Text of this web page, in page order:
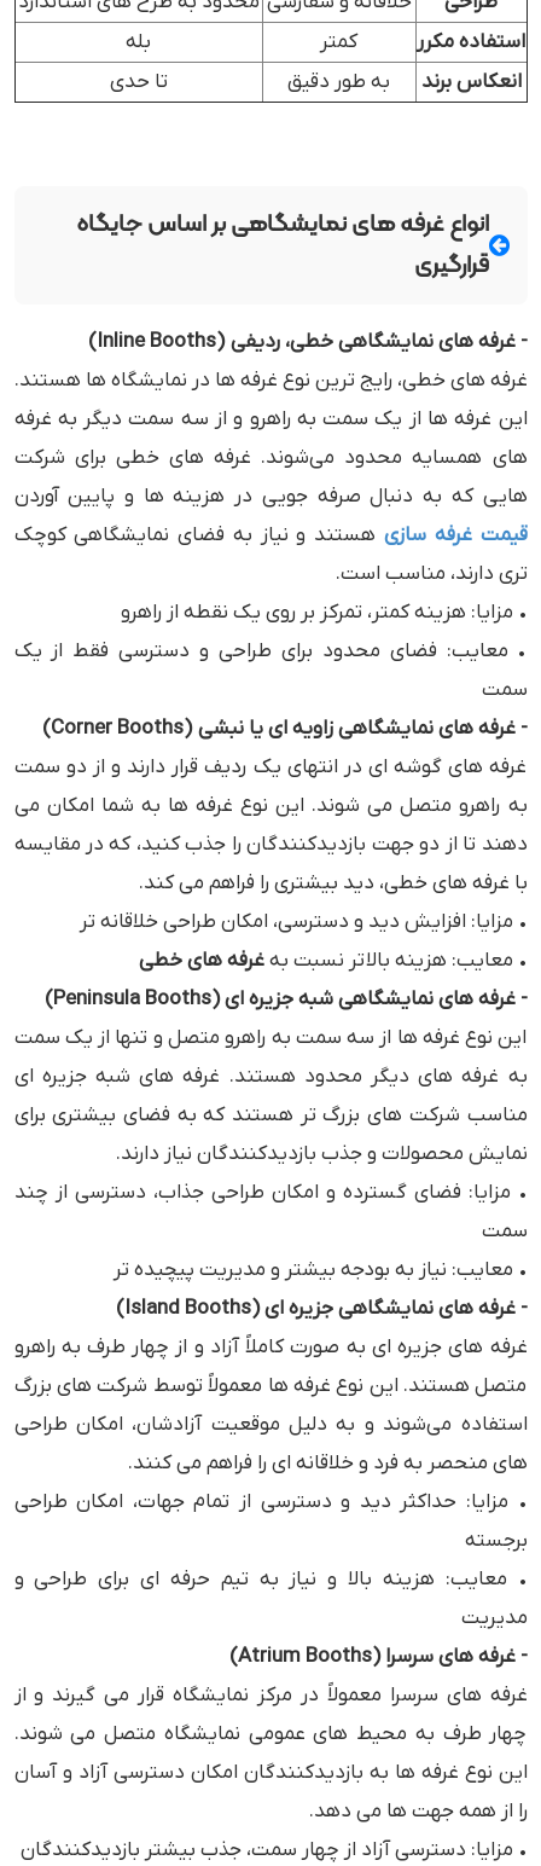
استفاده مکرر
کمتر
بله
انعکاس برند
به طور دقیق تا حدی
انواع غرفه ‌های نمایشگاهی بر اساس جایگاه
قرارگیری
- غرفه‌ های نمایشگاهی خطی، ردیفی (Inline Booths)
غرفه‌ های خطی، رایج ‌ترین نوع غرفه ‌ها در نمایشگاه‌ ها هستند.
این غرفه‌ ها از یک سمت به راهرو و از سه سمت دیگر به غرفه‌
های همسایه محدود می‌شوند. غرفه‌ های خطی برای شرکت
‌هایی که به دنبال صرفه‌ جویی در هزینه‌ ها و پایین آوردن
قیمت غرفه سازی هستند و نیاز به فضای نمایشگاهی کوچک
‌تری دارند، مناسب است.
• مزایا: هزینه کمتر، تمرکز بر روی یک نقطه از راهرو
• معایب: فضای محدود برای طراحی و دسترسی فقط از یک
سمت
- غرفه ‌های نمایشگاهی زاویه ای یا نبشی (Corner Booths)
غرفه ‌های گوشه ‌ای در انتهای یک ردیف قرار دارند و از دو سمت
به راهرو متصل می ‌شوند. این نوع غرفه ‌ها به شما امکان می
‌دهند تا از دو جهت بازدیدکنندگان را جذب کنید، که در مقایسه
با غرفه‌ های خطی، دید بیشتری را فراهم می ‌کند.
• مزایا: افزایش دید و دسترسی، امکان طراحی خلاقانه ‌تر
• معایب: هزینه بالاتر نسبت بهغرفه‌ های خطی
- غرفه‌ های نمایشگاهی شبه جزیره ‌ای (Peninsula Booths)
این نوع غرفه‌ ها از سه سمت به راهرو متصل و تنها از یک سمت
به غرفه ‌های دیگر محدود هستند. غرفه‌ های شبه جزیره ‌ای
مناسب شرکت‌ های بزرگ ‌تر هستند که به فضای بیشتری برای
نمایش محصولات و جذب بازدیدکنندگان نیاز دارند.
• مزایا: فضای گسترده و امکان طراحی جذاب، دسترسی از چند
سمت
• معایب: نیاز به بودجه بیشتر و مدیریت پیچیده ‌تر
- غرفه ‌های نمایشگاهی جزیره ‌ای (Island Booths)
غرفه‌ های جزیره‌ ای به صورت کاملاً آزاد و از چهار طرف به راهرو
متصل هستند. این نوع غرفه‌ ها معمولاً توسط شرکت‌ های بزرگ
استفاده می‌شوند و به دلیل موقعیت آزادشان، امکان طراحی‌
های منحصر به فرد و خلاقانه ‌ای را فراهم می‌ کنند.
• مزایا: حداکثر دید و دسترسی از تمام جهات، امکان طراحی
برجسته
• معایب: هزینه بالا و نیاز به تیم حرفه‌ ای برای طراحی و
مدیریت
- غرفه‌ های سرسرا (Atrium Booths)
غرفه ‌های سرسرا معمولاً در مرکز نمایشگاه قرار می ‌گیرند و از
چهار طرف به محیط‌ های عمومی نمایشگاه متصل می ‌شوند.
این نوع غرفه ‌ها به بازدیدکنندگان امکان دسترسی آزاد و آسان
را از همه جهت‌ ها می ‌دهد.
• مزایا: دسترسی آزاد از چهار سمت، جذب بیشتر بازدیدکنندگان